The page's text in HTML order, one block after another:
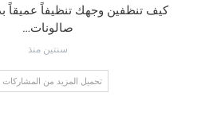
كيف تنظفين وجهك تنظيفاً عميقاً
صالونات…
سنتين منذ
تحميل المزيد من المشاركات